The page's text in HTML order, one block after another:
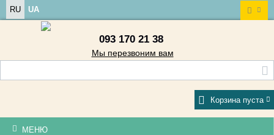
RU UA
093 170 21 38
Мы перезвоним вам
Корзина пуста
МЕНЮ